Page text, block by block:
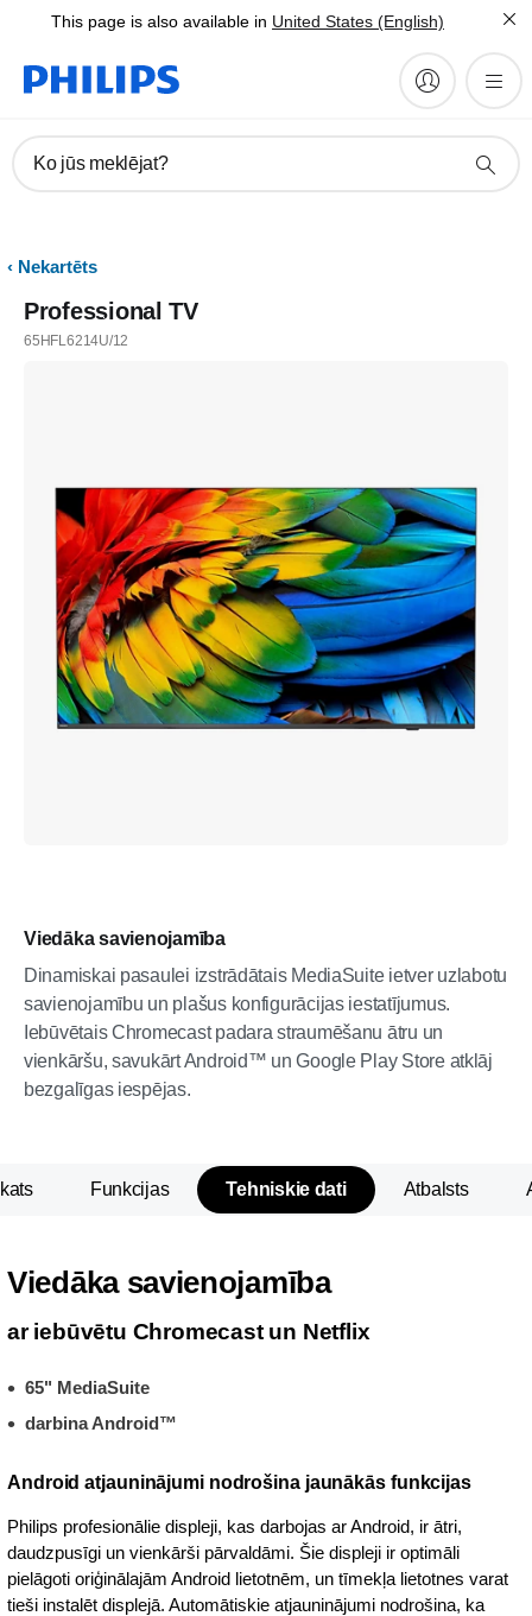
This page is also available in United States (English)
Ko jūs meklējat?
Nekartēts
Professional TV
65HFL6214U/12
Viedāka savienojamība
Dinamiskai pasaulei izstrādātais MediaSuite ietver uzlabotu
savienojamību un plašus konfigurācijas iestatījumus.
Iebūvētais Chromecast padara straumēšanu ātru un
vienkāršu, savukārt Android™ un Google Play Store atklāj
bezgalīgas iespējas.
Funkcijas Tehniskie dati Atbalsts
Viedāka savienojamība
ar iebūvētu Chromecast un Netflix
65" MediaSuite
darbina Android™
Android atjauninājumi nodrošina jaunākās funkcijas
Philips profesionālie displeji, kas darbojas ar Android, ir ātri,
daudzpusīgi un vienkārši pārvaldāmi. Šie displeji ir optimāli
pielāgoti oriģinālajām Android lietotnēm, un tīmekļa lietotnes varat
tieši instalēt displejā. Automātiskie atjauninājumi nodrošina, ka